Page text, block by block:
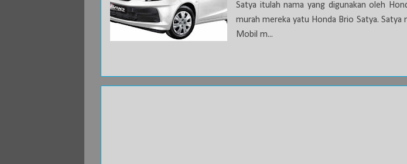
Satya itulah nama yang digunakan oleh
murah mereka yatu Honda Brio Satya. Satya
Mobil m...